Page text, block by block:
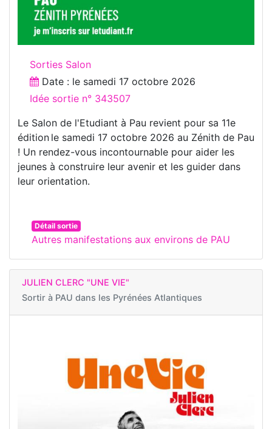
Sorties Salon
Date : le samedi 17 octobre 2026
Idée sortie n° 343507
Le Salon de l'Etudiant à Pau revient pour sa 11e
édition le samedi 17 octobre 2026 au Zénith de Pau
! Un rendez-vous incontournable pour aider les
jeunes à construire leur avenir et les guider dans
leur orientation.
Détail sortie
Autres manifestations aux environs de PAU
JULIEN CLERC "UNE VIE"
Sortir à PAU dans les Pyrénées Atlantiques